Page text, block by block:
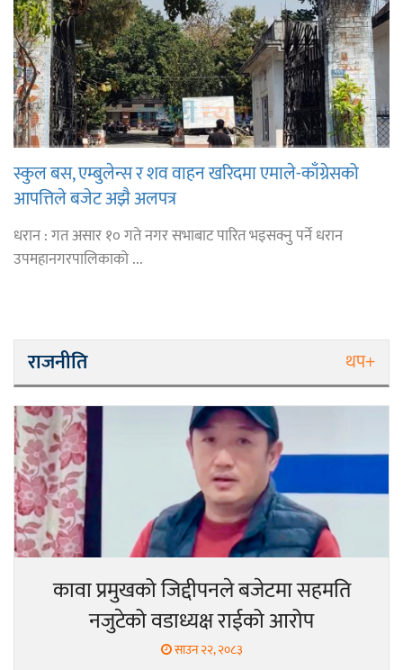
स्कुल बस, एम्बुलेन्स र शव वाहन खरिदमा एमाले-काँग्रेसको
आपत्तिले बजेट अझै अलपत्र
धरान : गत असार १० गते नगर सभाबाट पारित भइसक्नु पर्ने धरान
उपमहानगरपालिकाको ...
राजनीति थप+
कावा प्रमुखको जिद्दीपनले बजेटमा सहमति
नजुटेको वडाध्यक्ष राईको आरोप
साउन २२, २०८३